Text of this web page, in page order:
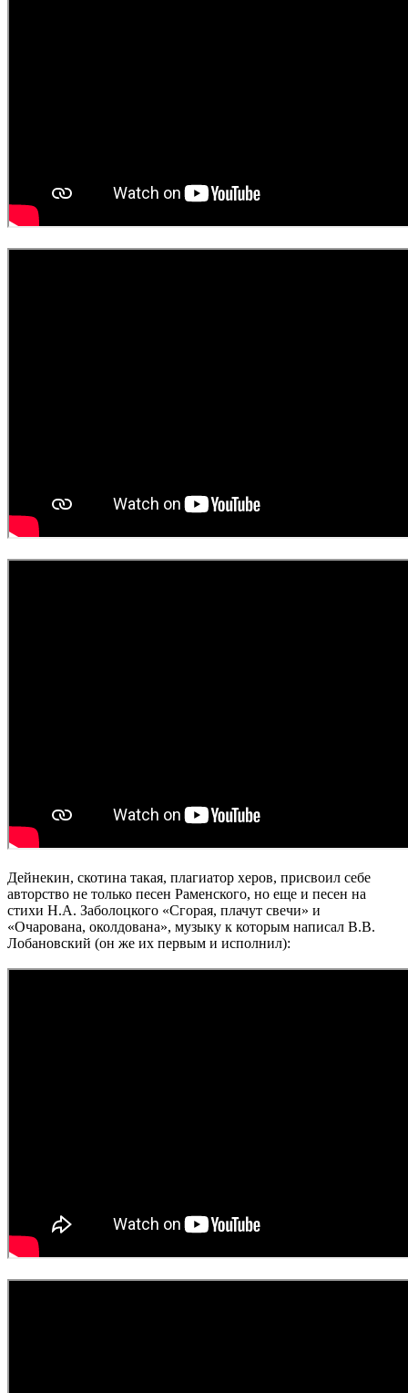
Дейнекин, скотина такая, плагиатор херов, присвоил себе
авторство не только песен Раменского, но еще и песен на
стихи Н.А. Заболоцкого «Сгорая, плачут свечи» и
«Очарована, околдована», музыку к которым написал В.В.
Лобановский (он же их первым и исполнил):